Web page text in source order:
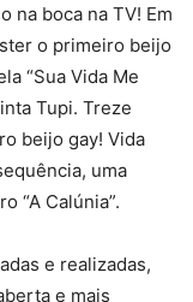
na boca na TV! Em
o primeiro beijo
“Sua Vida Me
Tupi. Treze
beijo gay! Vida
uma
“A Calúnia”.
e realizadas,
e mais